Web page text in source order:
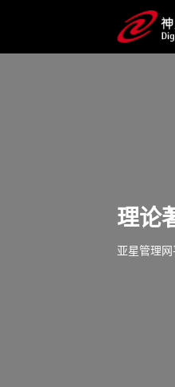
理论
亚星管理